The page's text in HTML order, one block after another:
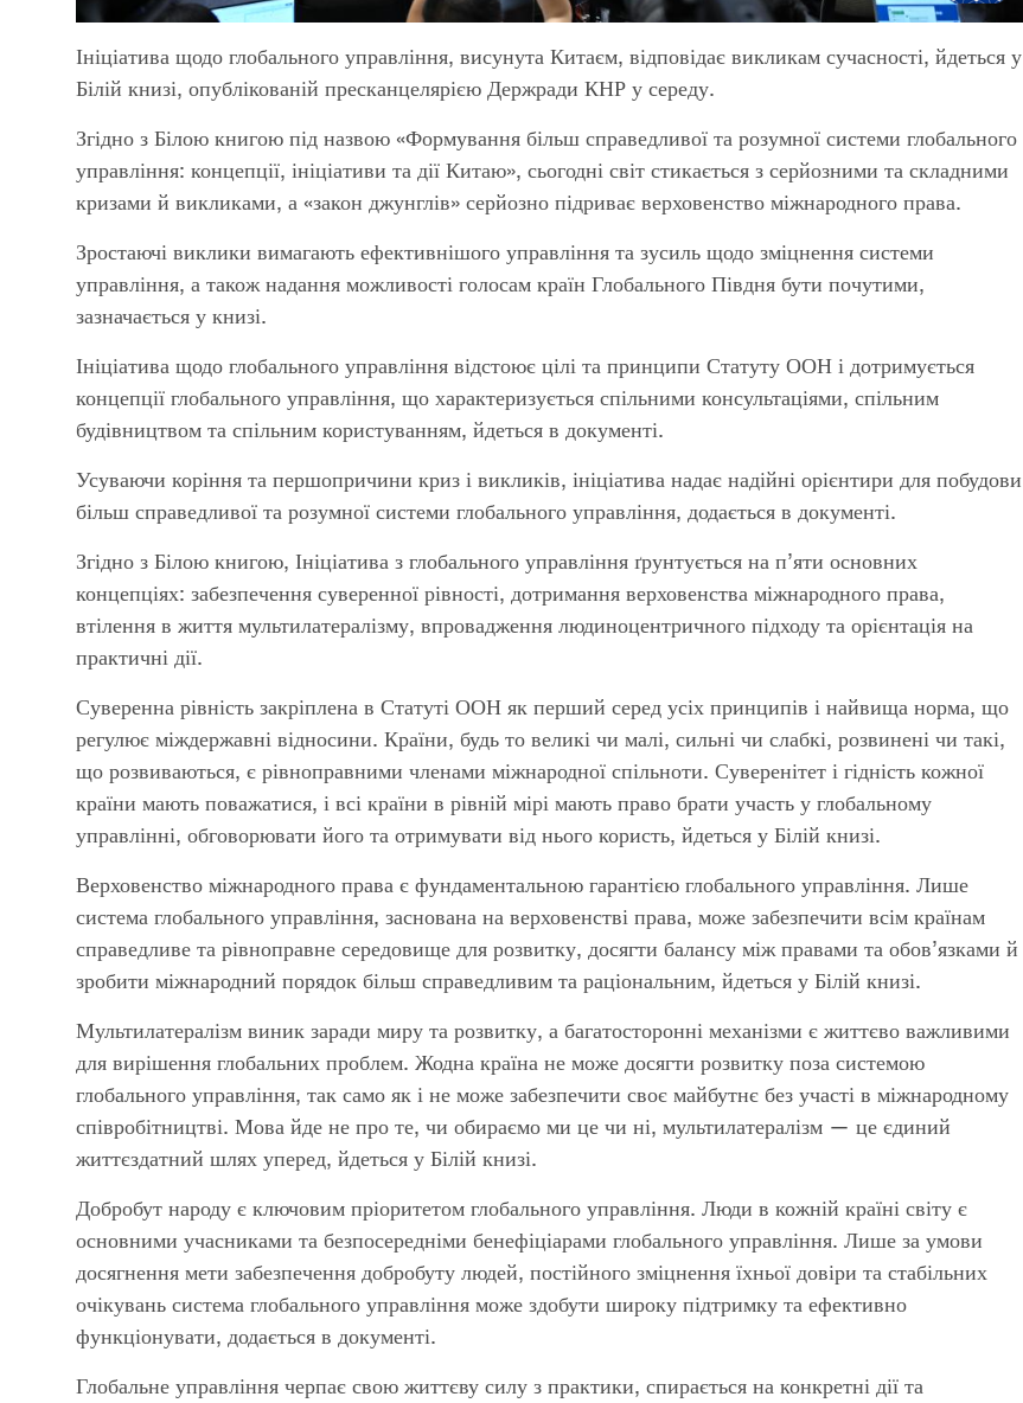
Ініціатива щодо глобального управління, висунута Китаєм, відповідає викликам сучасності, йдеться у
Білій книзі, опублікованій пресканцелярією Держради КНР у середу.
Згідно з Білою книгою під назвою «Формування більш справедливої та розумної системи глобального
управління: концепції, ініціативи та дії Китаю», сьогодні світ стикається з серйозними та складними
кризами й викликами, а «закон джунглів» серйозно підриває верховенство міжнародного права.
Зростаючі виклики вимагають ефективнішого управління та зусиль щодо зміцнення системи
управління, а також надання можливості голосам країн Глобального Півдня бути почутими,
зазначається у книзі.
Ініціатива щодо глобального управління відстоює цілі та принципи Статуту ООН і дотримується
концепції глобального управління, що характеризується спільними консультаціями, спільним
будівництвом та спільним користуванням, йдеться в документі.
Усуваючи коріння та першопричини криз і викликів, ініціатива надає надійні орієнтири для побудови
більш справедливої та розумної системи глобального управління, додається в документі.
Згідно з Білою книгою, Ініціатива з глобального управління ґрунтується на п’яти основних
концепціях: забезпечення суверенної рівності, дотримання верховенства міжнародного права,
втілення в життя мультилатералізму, впровадження людиноцентричного підходу та орієнтація на
практичні дії.
Суверенна рівність закріплена в Статуті ООН як перший серед усіх принципів і найвища норма, що
регулює міждержавні відносини. Країни, будь то великі чи малі, сильні чи слабкі, розвинені чи такі,
що розвиваються, є рівноправними членами міжнародної спільноти. Суверенітет і гідність кожної
країни мають поважатися, і всі країни в рівній мірі мають право брати участь у глобальному
управлінні, обговорювати його та отримувати від нього користь, йдеться у Білій книзі.
Верховенство міжнародного права є фундаментальною гарантією глобального управління. Лише
система глобального управління, заснована на верховенстві права, може забезпечити всім країнам
справедливе та рівноправне середовище для розвитку, досягти балансу між правами та обов’язками й
зробити міжнародний порядок більш справедливим та раціональним, йдеться у Білій книзі.
Мультилатералізм виник заради миру та розвитку, а багатосторонні механізми є життєво важливими
для вирішення глобальних проблем. Жодна країна не може досягти розвитку поза системою
глобального управління, так само як і не може забезпечити своє майбутнє без участі в міжнародному
співробітництві. Мова йде не про те, чи обираємо ми це чи ні, мультилатералізм — це єдиний
життєздатний шлях уперед, йдеться у Білій книзі.
Добробут народу є ключовим пріоритетом глобального управління. Люди в кожній країні світу є
основними учасниками та безпосередніми бенефіціарами глобального управління. Лише за умови
досягнення мети забезпечення добробуту людей, постійного зміцнення їхньої довіри та стабільних
очікувань система глобального управління може здобути широку підтримку та ефективно
функціонувати, додається в документі.
Глобальне управління черпає свою життєву силу з практики, спирається на конкретні дії та